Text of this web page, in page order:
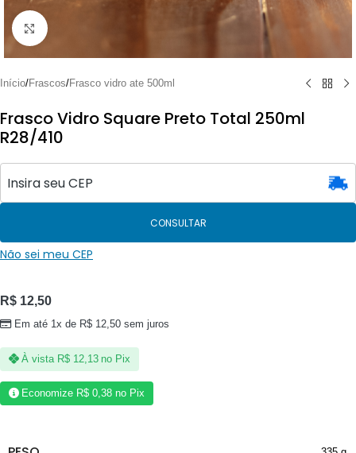
Clique para ampliar
Início/Frascos/Frasco vidro ate 500ml
Frasco Vidro Square Preto Total 250ml
R28/410
CONSULTAR
Não sei meu CEP
R$ 12,50
Em até 1x de R$ 12,50 sem juros
À vista R$12,13 no Pix
Economize R$ 0,38 no Pix